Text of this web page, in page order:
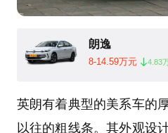
朗逸
8-14.59万元 4.83
英朗有着典型的美系车的
以往的粗线条。其外观设